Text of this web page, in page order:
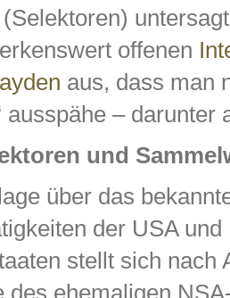
offenen
aus, dass man
ausspähe – darunter
und
über das
der USA und
stellt sich nach
des ehemaligen